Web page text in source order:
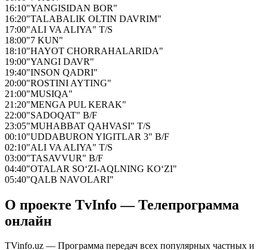
16:10"YANGISIDAN BOR"
16:20"TALABALIK OLTIN DAVRIM"
17:00"ALI VA ALIYA" T/S
18:00"7 KUN"
18:10"HAYOT CHORRAHALARIDA"
19:00"YANGI DAVR"
19:40"INSON QADRI"
20:00"ROSTINI AYTING"
21:00"MUSIQA"
21:20"MENGA PUL KERAK"
22:00"SADOQAT" B/F
23:05"MUHABBAT QAHVASI" T/S
00:10"UDDABURON YIGITLAR 3" B/F
02:10"ALI VA ALIYA" T/S
03:00"TASAVVUR" B/F
04:40"OTALAR SO‘ZI-AQLNING KO‘ZI"
05:40"QALB NAVOLARI"
О проекте TvInfo — Телепрограмма
онлайн
TVinfo.uz — Программа передач всех популярных частных и